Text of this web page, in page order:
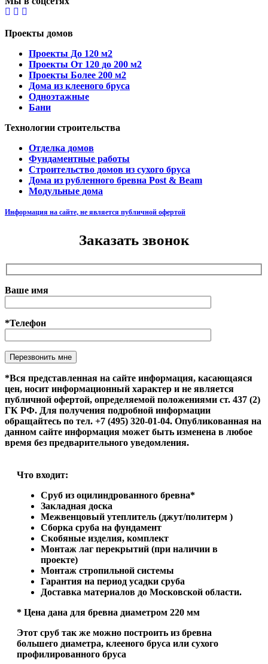
Проекты домов
Проекты До 120 м2
Проекты От 120 до 200 м2
Проекты Более 200 м2
Дома из клееного бруса
Одноэтажные
Бани
Технологии строительства
Отделка домов
Фундаментные работы
Строительство домов из сухого бруса
Дома из рубленного бревна Post & Beam
Модульные дома
Информация на сайте, не является публичной офертой
Заказать звонок
Ваше имя
*Телефон
Оставьте это поле пустым.
*Вся представленная на сайте информация, касающаяся
цен, носит информационный характер и не является
публичной офертой, определяемой положениями ст. 437 (2)
ГК РФ. Для получения подробной информации
обращайтесь по тел. +7 (495) 320-01-04. Опубликованная на
данном сайте информация может быть изменена в любое
время без предварительного уведомления.
Что входит:
Сруб из оцилиндрованного бревна*
Закладная доска
Межвенцовый утеплитель (джут/политерм )
Сборка сруба на фундамент
Скобяные изделия, комплект
Монтаж лаг перекрытий (при наличии в
проекте)
Монтаж стропильной системы
Гарантия на период усадки сруба
Доставка материалов до Московской области.
* Цена дана для бревна диаметром 220 мм
Этот сруб так же можно построить из бревна
большего диаметра, клееного бруса или сухого
профилированного бруса